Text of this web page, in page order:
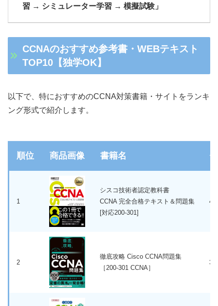
習 → シミュレーター学習 → 模擬試験」
CCNAのおすすめ参考書・WEBテキスト
TOP10【独学OK】
以下で、特におすすめのCCNA対策書籍・サイトをランキ
ング形式で紹介します。
順位 商品画像 書籍名
1
シスコ技術者認定教科書
CCNA 完全合格テキスト＆問題集
[対応200-301]
2
徹底攻略 Cisco CCNA問題集
［200-301 CCNA］